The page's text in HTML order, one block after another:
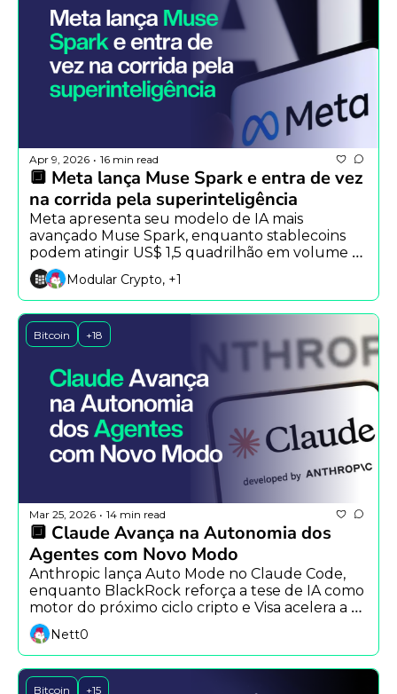
Apr 9, 2026 • 16 min read
🔲 Meta lança Muse Spark e entra de vez
na corrida pela superinteligência
Meta apresenta seu modelo de IA mais
avançado Muse Spark, enquanto stablecoins
podem atingir US$ 1,5 quadrilhão em volume e
investigação revela rede ligada à Coreia do
Norte gerando milhões.
Modular Crypto, +1
Bitcoin +18
Mar 25, 2026 • 14 min read
🔲 Claude Avança na Autonomia dos
Agentes com Novo Modo
Anthropic lança Auto Mode no Claude Code,
enquanto BlackRock reforça a tese de IA como
motor do próximo ciclo cripto e Visa acelera a
adoção de stablecoins.
Nett0
Bitcoin +15